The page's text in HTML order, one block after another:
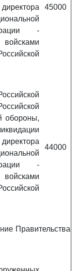
-
45000
обороны,
-
44000
Правительства